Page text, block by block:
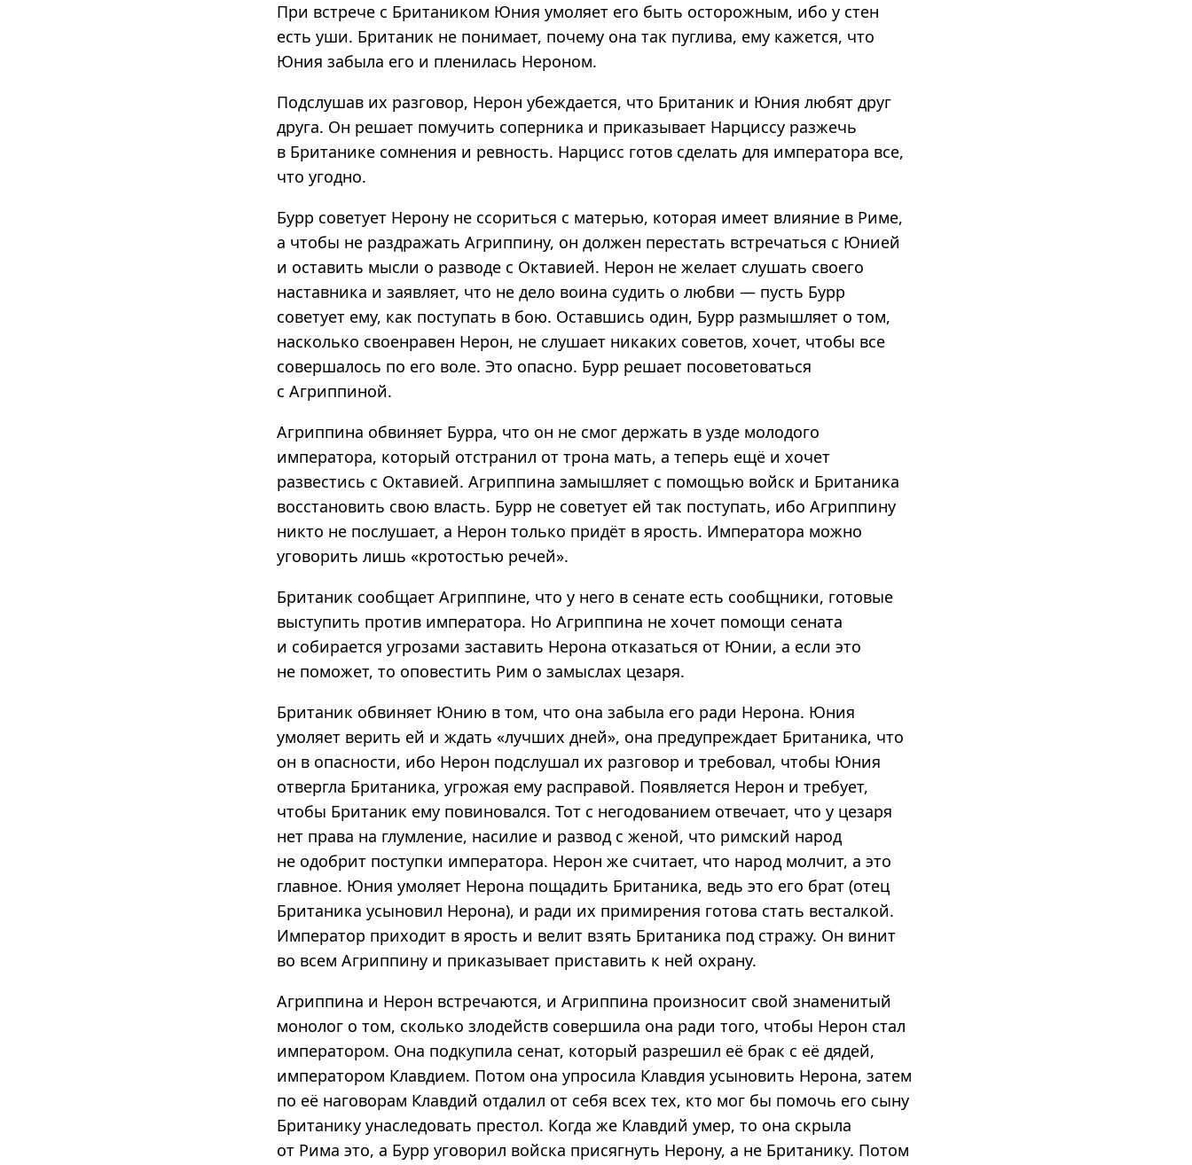
При встрече с Британиком Юния умоляет его быть осторожным, ибо у стен
есть уши. Британик не понимает, почему она так пуглива, ему кажется, что
Юния забыла его и пленилась Нероном.
Подслушав их разговор, Нерон убеждается, что Британик и Юния любят друг
друга. Он решает помучить соперника и приказывает Нарциссу разжечь
в Британике сомнения и ревность. Нарцисс готов сделать для императора все,
что угодно.
Бурр советует Нерону не ссориться с матерью, которая имеет влияние в Риме,
а чтобы не раздражать Агриппину, он должен перестать встречаться с Юнией
и оставить мысли о разводе с Октавией. Нерон не желает слушать своего
наставника и заявляет, что не дело воина судить о любви — пусть Бурр
советует ему, как поступать в бою. Оставшись один, Бурр размышляет о том,
насколько своенравен Нерон, не слушает никаких советов, хочет, чтобы все
совершалось по его воле. Это опасно. Бурр решает посоветоваться
с Агриппиной.
Агриппина обвиняет Бурра, что он не смог держать в узде молодого
императора, который отстранил от трона мать, а теперь ещё и хочет
развестись с Октавией. Агриппина замышляет с помощью войск и Британика
восстановить свою власть. Бурр не советует ей так поступать, ибо Агриппину
никто не послушает, а Нерон только придёт в ярость. Императора можно
уговорить лишь «кротостью речей».
Британик сообщает Агриппине, что у него в сенате есть сообщники, готовые
выступить против императора. Но Агриппина не хочет помощи сената
и собирается угрозами заставить Нерона отказаться от Юнии, а если это
не поможет, то оповестить Рим о замыслах цезаря.
Британик обвиняет Юнию в том, что она забыла его ради Нерона. Юния
умоляет верить ей и ждать «лучших дней», она предупреждает Британика, что
он в опасности, ибо Нерон подслушал их разговор и требовал, чтобы Юния
отвергла Британика, угрожая ему расправой. Появляется Нерон и требует,
чтобы Британик ему повиновался. Тот с негодованием отвечает, что у цезаря
нет права на глумление, насилие и развод с женой, что римский народ
не одобрит поступки императора. Нерон же считает, что народ молчит, а это
главное. Юния умоляет Нерона пощадить Британика, ведь это его брат (отец
Британика усыновил Нерона), и ради их примирения готова стать весталкой.
Император приходит в ярость и велит взять Британика под стражу. Он винит
во всем Агриппину и приказывает приставить к ней охрану.
Агриппина и Нерон встречаются, и Агриппина произносит свой знаменитый
монолог о том, сколько злодейств совершила она ради того, чтобы Нерон стал
императором. Она подкупила сенат, который разрешил её брак с её дядей,
императором Клавдием. Потом она упросила Клавдия усыновить Нерона, затем
по её наговорам Клавдий отдалил от себя всех тех, кто мог бы помочь его сыну
Британику унаследовать престол. Когда же Клавдий умер, то она скрыла
от Рима это, а Бурр уговорил войска присягнуть Нерону, а не Британику. Потом